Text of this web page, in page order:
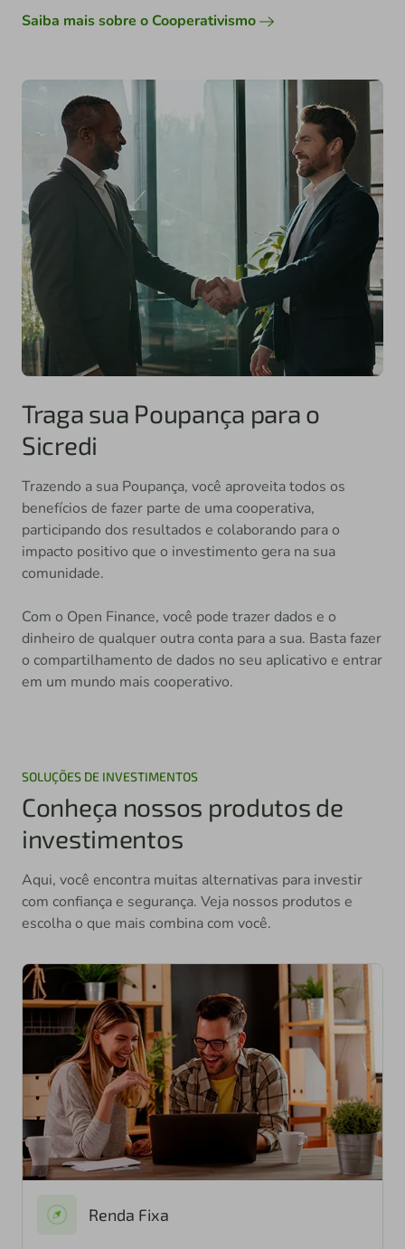
Saiba mais sobre o Cooperativismo
Traga sua Poupança para o
Sicredi
Trazendo a sua Poupança, você aproveita todos os
benefícios de fazer parte de uma cooperativa,
participando dos resultados e colaborando para o
impacto positivo que o investimento gera na sua
comunidade.
Com o Open Finance, você pode trazer dados e o
dinheiro de qualquer outra conta para a sua. Basta fazer
o compartilhamento de dados no seu aplicativo e entrar
em um mundo mais cooperativo.
SOLUÇÕES DE INVESTIMENTOS
Conheça nossos produtos de
investimentos
Aqui, você encontra muitas alternativas para investir
com confiança e segurança. Veja nossos produtos e
escolha o que mais combina com você.
Renda Fixa